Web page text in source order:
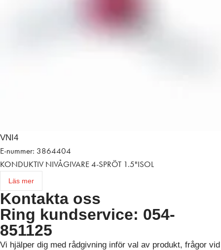
VNI4
E-nummer: 3864404
KONDUKTIV NIVÅGIVARE 4-SPRÖT 1.5"ISOL
Läs mer
Kontakta oss
Ring kundservice: 054-
851125
Vi hjälper dig med rådgivning inför val av produkt, frågor vid